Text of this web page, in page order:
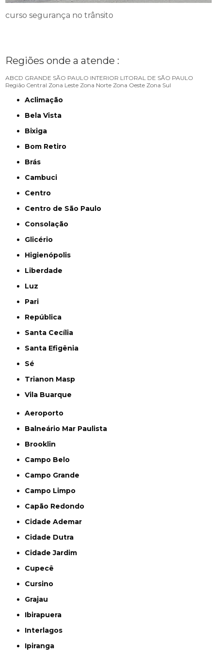
curso segurança no trânsito
Regiões onde a atende :
ABCD GRANDE SÃO PAULO INTERIOR LITORAL DE SÃO PAULO
Região Central Zona Leste Zona Norte Zona Oeste Zona Sul
Aclimação
Bela Vista
Bixiga
Bom Retiro
Brás
Cambuci
Centro
Centro de São Paulo
Consolação
Glicério
Higienópolis
Liberdade
Luz
Pari
República
Santa Cecília
Santa Efigênia
Sé
Trianon Masp
Vila Buarque
Aeroporto
Balneário Mar Paulista
Brooklin
Campo Belo
Campo Grande
Campo Limpo
Capão Redondo
Cidade Ademar
Cidade Dutra
Cidade Jardim
Cupecê
Cursino
Grajau
Ibirapuera
Interlagos
Ipiranga